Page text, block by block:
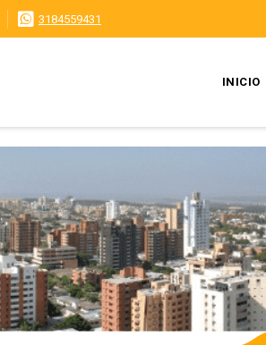
3184559431
INICIO